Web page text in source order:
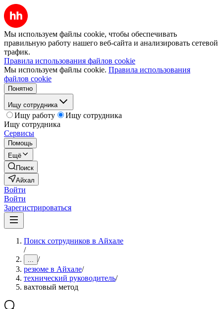
Мы используем файлы cookie, чтобы обеспечивать
правильную работу нашего веб-сайта и анализировать сетевой
трафик.
Правила использования файлов cookie
Мы используем файлы cookie. Правила использования
файлов cookie
Понятно
Ищу сотрудника
Ищу работу
Ищу сотрудника
Ищу сотрудника
Сервисы
Помощь
Ещё
Поиск
Айхал
Войти
Войти
Зарегистрироваться
Поиск сотрудников в Айхале
/
... /
резюме в Айхале/
технический руководитель/
вахтовый метод